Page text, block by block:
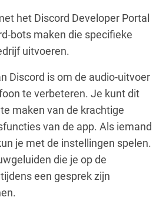
het Discord Developer Portal
bots maken die specifieke
uitvoeren.
Discord is om de audio-uitvoer
te verbeteren. Je kunt dit
maken van de krachtige
van de app. Als iemand
je met de instellingen spelen.
die je op de
een gesprek zijn